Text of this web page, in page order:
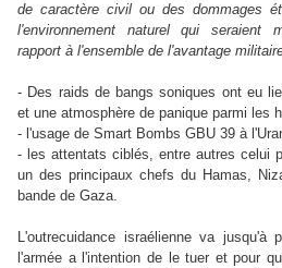
de caractère civil ou des dommages
l'environnement naturel qui seraient
rapport à l'ensemble de l'avantage
- Des raids de bangs soniques ont eu
et une atmosphère de panique parmi les
- l'usage de Smart Bombs GBU 39 à
- les attentats ciblés, entre autres celui
un des principaux chefs du Hamas,
bande de Gaza.
L'outrecuidance israélienne va jusqu'à
l'armée a l'intention de le tuer et pour